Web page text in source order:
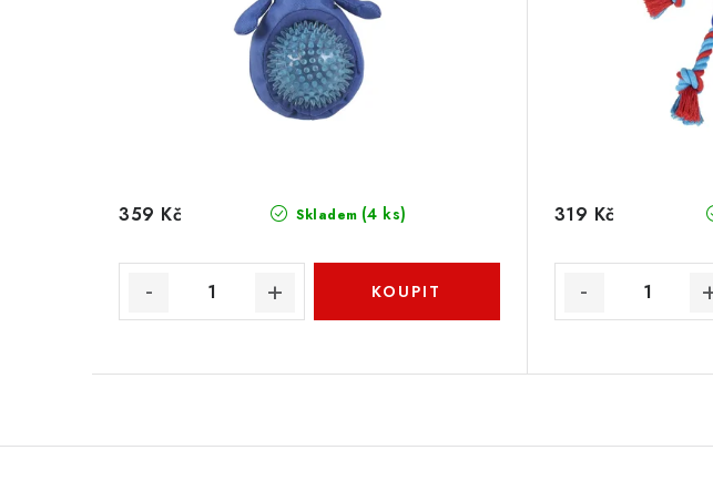
Skladem (4 ks)
359 Kč 319 Kč